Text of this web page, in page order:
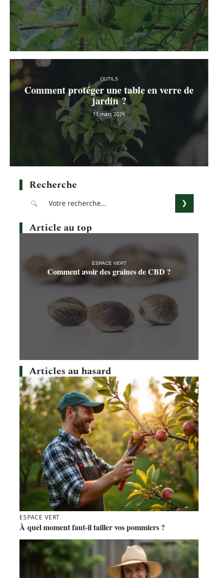
OUTILS
Comment protéger une table en verre de
jardin ?
11 mars 2026
Recherche
Article au top
ESPACE VERT
Comment avoir des graines de CBD ?
Articles au hasard
ESPACE VERT
À quel moment faut-il tailler vos pommiers ?